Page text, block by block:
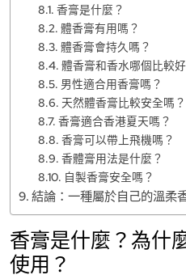
香膏是什麼？
體香膏有用嗎？
體香膏會持久嗎？
體香膏和香水哪個比較好
男性適合用香膏嗎？
天然體香膏比較安全嗎？
香膏適合香港夏天嗎？
香膏可以帶上飛機嗎？
香體膏用法是什麼？
自製香膏安全嗎？
結論：一種屬於自己的溫柔
香膏是什麼？為什
使用？